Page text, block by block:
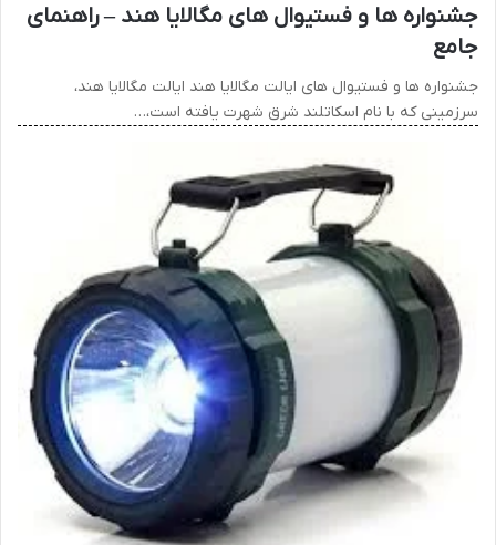
جشنواره ها و فستیوال های مگالایا هند – راهنمای
جامع
جشنواره ها و فستیوال های ایالت مگالایا هند ایالت مگالایا هند،
سرزمینی که با نام اسکاتلند شرق شهرت یافته است،…